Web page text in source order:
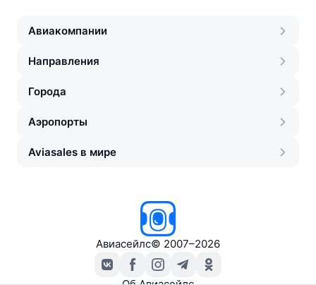
Авиакомпании
Направления
Города
Аэропорты
Aviasales в мире
Авиасейлс© 2007–2026